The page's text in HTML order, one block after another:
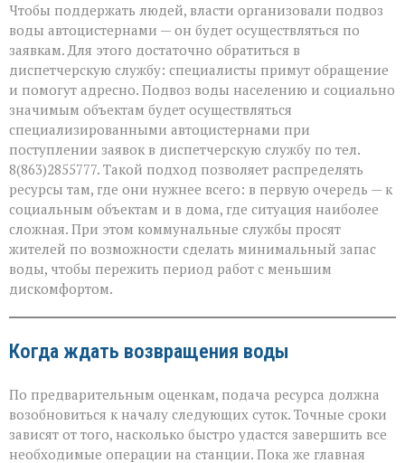
Чтобы поддержать людей, власти организовали подвоз
воды автоцистернами — он будет осуществляться по
заявкам. Для этого достаточно обратиться в
диспетчерскую службу: специалисты примут обращение
и помогут адресно. Подвоз воды населению и социально
значимым объектам будет осуществляться
специализированными автоцистернами при
поступлении заявок в диспетчерскую службу по тел.
8(863)2855777. Такой подход позволяет распределять
ресурсы там, где они нужнее всего: в первую очередь — к
социальным объектам и в дома, где ситуация наиболее
сложная. При этом коммунальные службы просят
жителей по возможности сделать минимальный запас
воды, чтобы пережить период работ с меньшим
дискомфортом.
Когда ждать возвращения воды
По предварительным оценкам, подача ресурса должна
возобновиться к началу следующих суток. Точные сроки
зависят от того, насколько быстро удастся завершить все
необходимые операции на станции. Пока же главная